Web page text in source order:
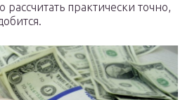
практически точно,